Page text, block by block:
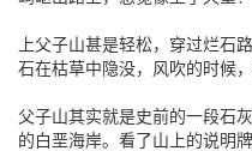
上父子山甚是轻松，穿过烂石
石在枯草中隐没，风吹的时候
父子山其实就是史前的一段石
的白垩海岸。看了山上的说明